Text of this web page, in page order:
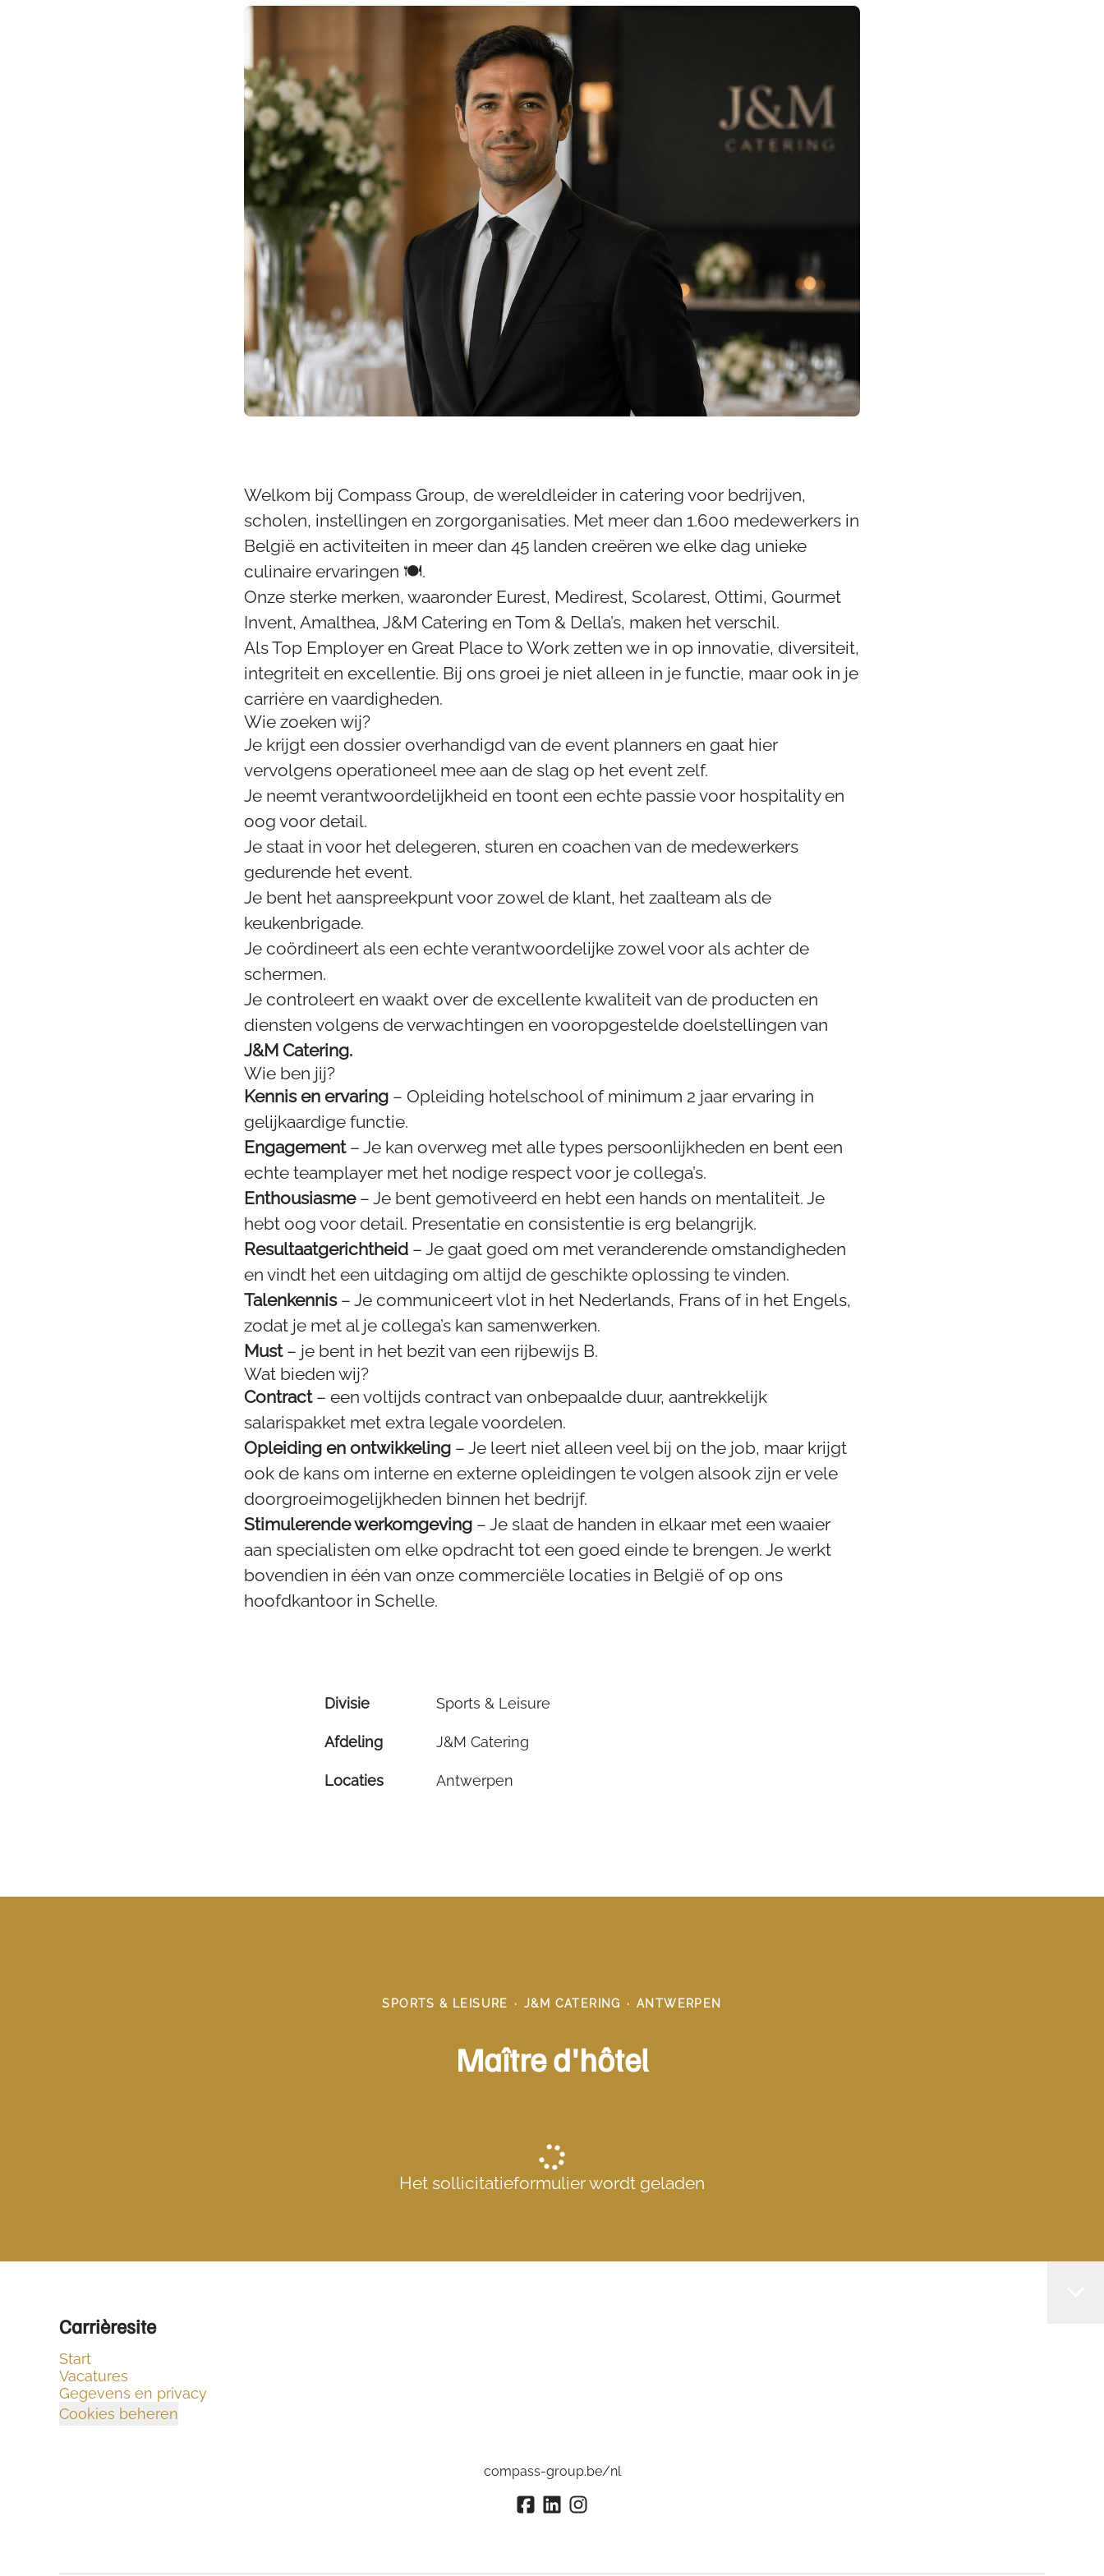
Welkom bij Compass Group, de wereldleider in catering voor bedrijven,
scholen, instellingen en zorgorganisaties. Met meer dan 1.600 medewerkers in
België en activiteiten in meer dan 45 landen creëren we elke dag unieke
culinaire ervaringen 🍽️.
Onze sterke merken, waaronder Eurest, Medirest, Scolarest, Ottimi, Gourmet
Invent, Amalthea, J&M Catering en Tom & Della’s, maken het verschil.
Als Top Employer en Great Place to Work zetten we in op innovatie, diversiteit,
integriteit en excellentie. Bij ons groei je niet alleen in je functie, maar ook in je
carrière en vaardigheden.
Wie zoeken wij?
Je krijgt een dossier overhandigd van de event planners en gaat hier
vervolgens operationeel mee aan de slag op het event zelf.
Je neemt verantwoordelijkheid en toont een echte passie voor hospitality en
oog voor detail.
Je staat in voor het delegeren, sturen en coachen van de medewerkers
gedurende het event.
Je bent het aanspreekpunt voor zowel de klant, het zaalteam als de
keukenbrigade.
Je coördineert als een echte verantwoordelijke zowel voor als achter de
schermen.
Je controleert en waakt over de excellente kwaliteit van de producten en
diensten volgens de verwachtingen en vooropgestelde doelstellingen van
J&M Catering.
Wie ben jij?
Kennis en ervaring – Opleiding hotelschool of minimum 2 jaar ervaring in
gelijkaardige functie.
Engagement– Je kan overweg met alle types persoonlijkheden en bent een
echte teamplayer met het nodige respect voor je collega’s.
Enthousiasme– Je bent gemotiveerd en hebt een hands on mentaliteit. Je
hebt oog voor detail. Presentatie en consistentie is erg belangrijk.
Resultaatgerichtheid – Je gaat goed om met veranderende omstandigheden
en vindt het een uitdaging om altijd de geschikte oplossing te vinden.
Talenkennis– Je communiceert vlot in het Nederlands, Frans of in het Engels,
zodat je met al je collega’s kan samenwerken.
Must– je bent in het bezit van een rijbewijs B.
Wat bieden wij?
Contract – een voltijds contract van onbepaalde duur, aantrekkelijk
salarispakket met extra legale voordelen.
Opleiding en ontwikkeling – Je leert niet alleen veel bij on the job, maar krijgt
ook de kans om interne en externe opleidingen te volgen alsook zijn er vele
doorgroeimogelijkheden binnen het bedrijf.
Stimulerende werkomgeving – Je slaat de handen in elkaar met een waaier
aan specialisten om elke opdracht tot een goed einde te brengen. Je werkt
bovendien in één van onze commerciële locaties in België of op ons
hoofdkantoor in Schelle.
Divisie Sports & Leisure
Afdeling J&M Catering
Locaties Antwerpen
SPORTS & LEISURE · J&M CATERING · ANTWERPEN
Maître d'hôtel
Het sollicitatieformulier wordt geladen
Carrièresite
Start
Vacatures
Gegevens en privacy
Cookies beheren
compass-group.be/nl